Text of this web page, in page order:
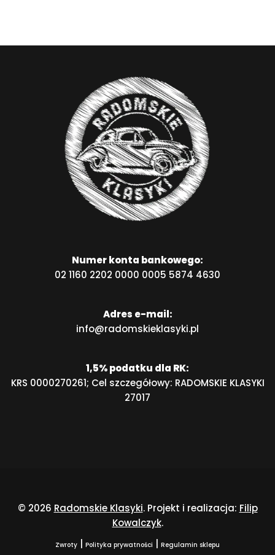
Numer konta bankowego:
02 1160 2202 0000 0005 5874 4630
Adres e-mail:
info@radomskieklasyki.pl
1,5% podatku dla RK:
KRS 0000270261; Cel szczegółowy: RADOMSKIE KLASYKI
27017
© 2026 Radomskie Klasyki. Projekt i realizacja: Filip
Kowalczyk.
Zwroty Polityka prywatności Regulamin sklepu